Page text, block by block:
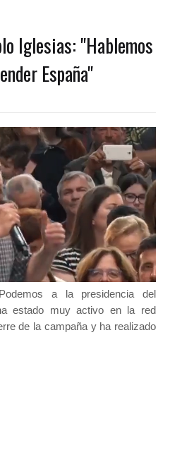
Iglesias: "Hablemos
España"
a la presidencia del
estado muy activo en la red
de la campaña y ha realizado